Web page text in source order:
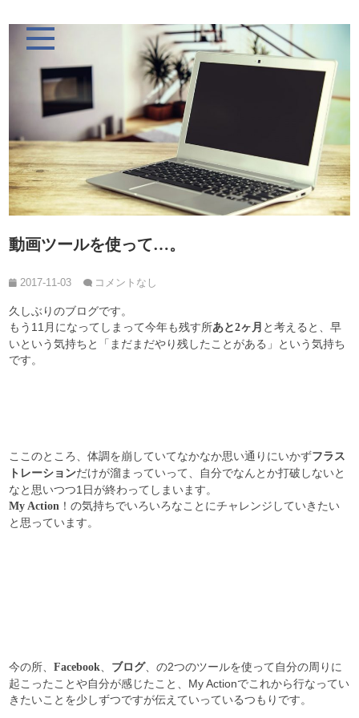
動画ツールを使って…。
2017-11-03 コメントなし
久しぶりのブログです。
もう11月になってしまって今年も残す所あと2ヶ月 と考えると、早
いという気持ちと「まだまだやり残したことがある」という気持ち
です。
ここのところ、体調を崩していてなかなか思い通りにいかずフラス
トレーションだけが溜まっていって、自分でなんとか打破しないと
なと思いつつ1日が終わってしまいます。
My Action ！の気持ちでいろいろなことにチャレンジしていきたい
と思っています。
今の所、Facebook、 ブログ、の2つのツールを使って自分の周りに
起こったことや自分が感じたこと、My Actionでこれから行なってい
きたいことを少しずつですが伝えていっているつもりです。